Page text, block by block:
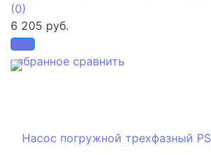
избранное сравнить
(0)
6 205 руб.